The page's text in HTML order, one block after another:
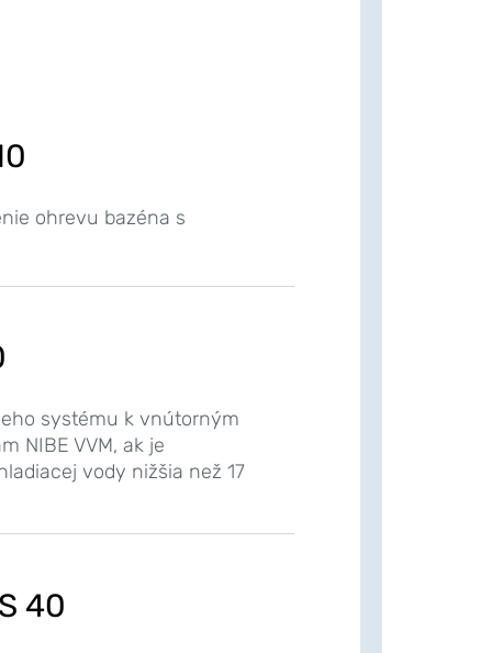
ohrevu bazéna s
systému k vnútorným
NIBE VVM, ak je
vody nižšia než 17
40